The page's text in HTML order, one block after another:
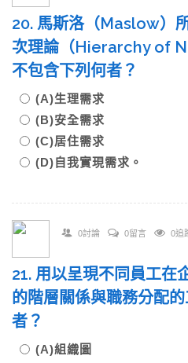
20. 馬斯洛（Maslow）
次理論（Hierarchy of
不包含下列何者？
(A)生理需求
(B)安全需求
(C)居住需求
(D)自我實現需求。
0討論 0留言 0追
21. 用以呈現不同員工在
的階層關係與職務分配
者？
(A)組織圖